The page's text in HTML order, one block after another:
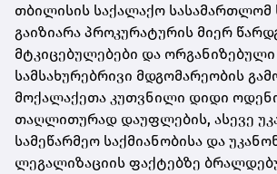
თბილისის საქალაქო
გაიზიარა პროკურატურის მიერ
მტკიცებულებები და ორგანიზებული
სამსახურებრივი მდგომარეობის
მოქალაქეთა კუთვნილი დიდი
თაღლითურად დაუფლების, ასევე
სამეწარმეო საქმიანობისა და
ლეგალიზაციის ფაქტებზე